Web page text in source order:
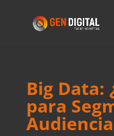
Big Data:
para